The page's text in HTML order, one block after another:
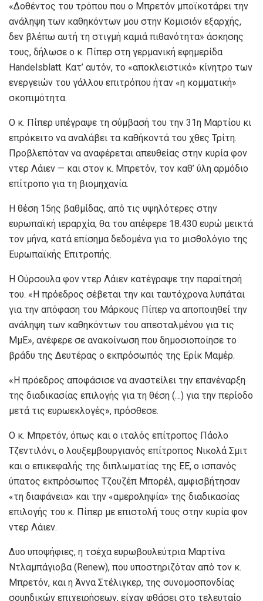
«Δοθέντος του τρόπου που ο Μπρετόν μποϊκοτάρει την
ανάληψη των καθηκόντων μου στην Κομισιόν εξαρχής,
δεν βλέπω αυτή τη στιγμή καμιά πιθανότητα» άσκησης
τους, δήλωσε ο κ. Πίπερ στη γερμανική εφημερίδα
Handelsblatt. Κατ’ αυτόν, το «αποκλειστικό» κίνητρο των
ενεργειών του γάλλου επιτρόπου ήταν «η κομματική»
σκοπιμότητα.
Ο κ. Πίπερ υπέγραψε τη σύμβασή του την 31η Μαρτίου κι
επρόκειτο να αναλάβει τα καθήκοντά του χθες Τρίτη.
Προβλεπόταν να αναφέρεται απευθείας στην κυρία φον
ντερ Λάιεν — και στον κ. Μπρετόν, τον καθ’ ύλη αρμόδιο
επίτροπο για τη βιομηχανία.
Η θέση 15ης βαθμίδας, από τις υψηλότερες στην
ευρωπαϊκή ιεραρχία, θα του απέφερε 18.430 ευρώ μεικτά
τον μήνα, κατά επίσημα δεδομένα για το μισθολόγιο της
Ευρωπαϊκής Επιτροπής.
Η Ούρσουλα φον ντερ Λάιεν κατέγραψε την παραίτησή
του. «Η πρόεδρος σέβεται την και ταυτόχρονα λυπάται
για την απόφαση του Μάρκους Πίπερ να αποποιηθεί την
ανάληψη των καθηκόντων του απεσταλμένου για τις
ΜμΕ», ανέφερε σε ανακοίνωση που δημοσιοποίησε το
βράδυ της Δευτέρας ο εκπρόσωπός της Ερίκ Μαμέρ.
«Η πρόεδρος αποφάσισε να αναστείλει την επανέναρξη
της διαδικασίας επιλογής για τη θέση (…) για την περίοδο
μετά τις ευρωεκλογές», πρόσθεσε.
Ο κ. Μπρετόν, όπως και ο ιταλός επίτροπος Πάολο
Τζεντιλόνι, ο λουξεμβουργιανός επίτροπος Νικολά Σμιτ
και ο επικεφαλής της διπλωματίας της ΕΕ, ο ισπανός
ύπατος εκπρόσωπος Τζουζέπ Μπορέλ, αμφισβήτησαν
«τη διαφάνεια» και την «αμεροληψία» της διαδικασίας
επιλογής του κ. Πίπερ με επιστολή τους στην κυρία φον
ντερ Λάιεν.
Δυο υποψήφιες, η τσέχα ευρωβουλεύτρια Μαρτίνα
Ντλαμπάγιοβα (Renew), που υποστηριζόταν από τον κ.
Μπρετόν, και η Άννα Στέλιγκερ, της συνομοσπονδίας
σουηδικών επιχειρήσεων, είχαν φθάσει στο τελευταίο